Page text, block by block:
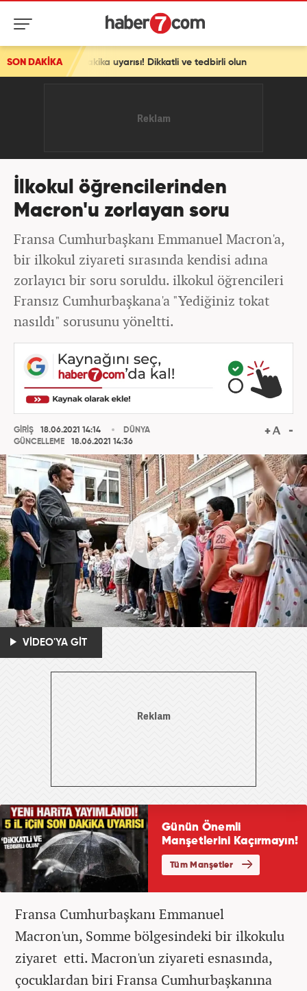
SON DAKİKA
dakika uyarısı! Dikkatli ve tedbirli olun
İlkokul öğrencilerinden
Macron'u zorlayan soru
Fransa Cumhurbaşkanı Emmanuel Macron'a,
bir ilkokul ziyareti sırasında kendisi adına
zorlayıcı bir soru soruldu. ilkokul öğrencileri
Fransız Cumhurbaşkana'a "Yediğiniz tokat
nasıldı" sorusunu yöneltti.
GİRİŞ
18.06.2021 14:14
GÜNCELLEME
18.06.2021 14:36
DÜNYA
VİDEO'YA GİT
Fransa Cumhurbaşkanı Emmanuel
Macron'un, Somme bölgesindeki bir ilkokulu
ziyaret etti. Macron'un ziyareti esnasında,
çocuklardan biri Fransa Cumhurbaşkanına